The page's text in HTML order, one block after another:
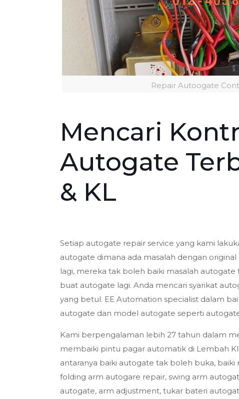
Repair Autoogate
Mencari
Autogate
& KL
Setiap autogate repair service yang kami
autogate dimana ada masalah dengan
lagi, mereka tak boleh baiki masalah
buat autogate lagi. Anda mencari syarikat
yang betul. EE Automation specialist dalam
autogate dan model autogate seperti
Kami berpengalaman lebih 27 tahun dalam
membaiki pintu pagar automatik di Lembah
antaranya baiki autogate tak boleh buka,
folding arm autogare repair, swing arm
autogate, arm adjustment, tukar bateri